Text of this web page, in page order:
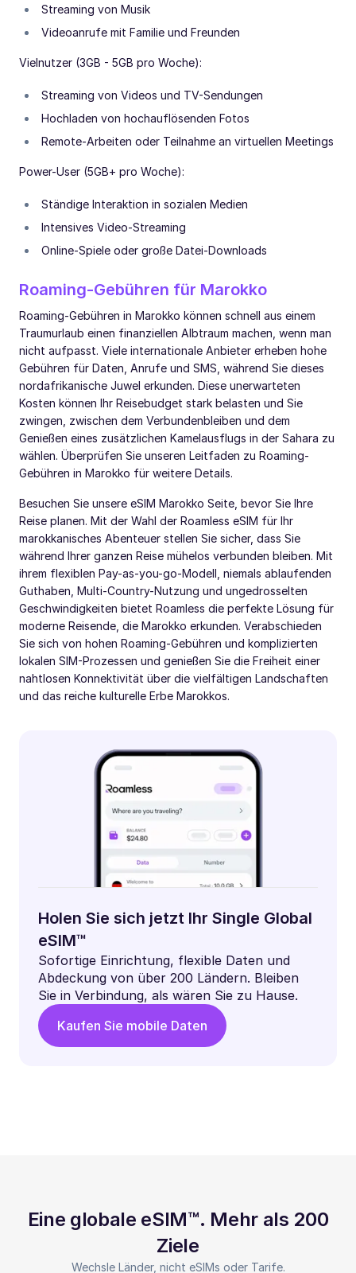
Streaming von Musik
Videoanrufe mit Familie und Freunden
Vielnutzer (3GB - 5GB pro Woche):
Streaming von Videos und TV-Sendungen
Hochladen von hochauflösenden Fotos
Remote-Arbeiten oder Teilnahme an virtuellen Meetings
Power-User (5GB+ pro Woche):
Ständige Interaktion in sozialen Medien
Intensives Video-Streaming
Online-Spiele oder große Datei-Downloads
Roaming-Gebühren für Marokko
Roaming-Gebühren in Marokko können schnell aus einem
Traumurlaub einen finanziellen Albtraum machen, wenn man
nicht aufpasst. Viele internationale Anbieter erheben hohe
Gebühren für Daten, Anrufe und SMS, während Sie dieses
nordafrikanische Juwel erkunden. Diese unerwarteten
Kosten können Ihr Reisebudget stark belasten und Sie
zwingen, zwischen dem Verbundenbleiben und dem
Genießen eines zusätzlichen Kamelausflugs in der Sahara zu
wählen. Überprüfen Sie unseren Leitfaden zu Roaming-
Gebühren in Marokko für weitere Details.
Besuchen Sie unsere eSIM Marokko Seite, bevor Sie Ihre
Reise planen. Mit der Wahl der Roamless eSIM für Ihr
marokkanisches Abenteuer stellen Sie sicher, dass Sie
während Ihrer ganzen Reise mühelos verbunden bleiben. Mit
ihrem flexiblen Pay-as-you-go-Modell, niemals ablaufenden
Guthaben, Multi-Country-Nutzung und ungedrosselten
Geschwindigkeiten bietet Roamless die perfekte Lösung für
moderne Reisende, die Marokko erkunden. Verabschieden
Sie sich von hohen Roaming-Gebühren und komplizierten
lokalen SIM-Prozessen und genießen Sie die Freiheit einer
nahtlosen Konnektivität über die vielfältigen Landschaften
und das reiche kulturelle Erbe Marokkos.
Holen Sie sich jetzt Ihr Single Global
eSIM™
Sofortige Einrichtung, flexible Daten und
Abdeckung von über 200 Ländern. Bleiben
Sie in Verbindung, als wären Sie zu Hause.
Kaufen Sie mobile Daten
Eine globale eSIM™. Mehr als 200
Ziele
Wechsle Länder, nicht eSIMs oder Tarife.